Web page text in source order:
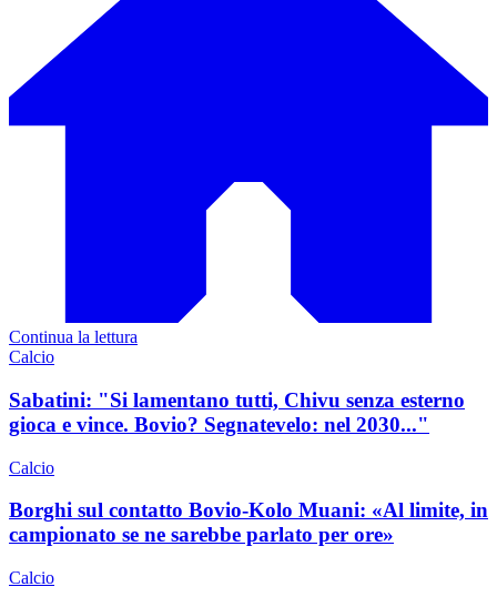
Continua la lettura
Calcio
Sabatini: "Si lamentano tutti, Chivu senza esterno
gioca e vince. Bovio? Segnatevelo: nel 2030..."
Calcio
Borghi sul contatto Bovio-Kolo Muani: «Al limite, in
campionato se ne sarebbe parlato per ore»
Calcio